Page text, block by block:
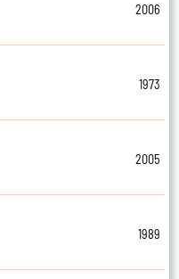
2006
1973
2005
1989